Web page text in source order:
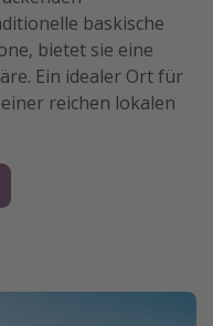
baskische
bietet sie eine
Ein idealer Ort für
reichen lokalen